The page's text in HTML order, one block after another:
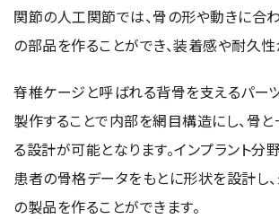
関節の人工関節では、骨の形や動きに合
の部品を作ることができ、装着感や耐久性
脊椎ケージと呼ばれる背骨を支えるパー
製作することで内部を網目構造にし、骨と
る設計が可能となります。インプラント分
患者の骨格データをもとに形状を設計し
の製品を作ることができます。